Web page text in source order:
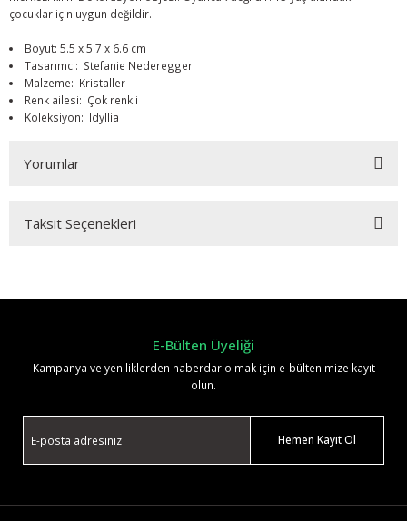
çocuklar için uygun değildir.
Boyut: 5.5 x 5.7 x 6.6 cm
Tasarımcı: Stefanie Nederegger
Malzeme: Kristaller
Renk ailesi: Çok renkli
Koleksiyon: Idyllia
Yorumlar
Taksit Seçenekleri
E-Bülten Üyeliği
Kampanya ve yeniliklerden haberdar olmak için e-bültenimize kayıt
olun.
Hemen Kayıt Ol